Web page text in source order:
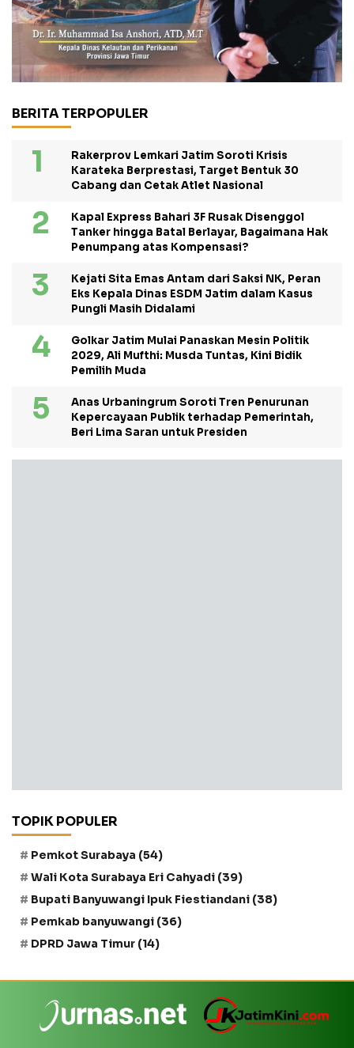
BERITA TERPOPULER
Rakerprov Lemkari Jatim Soroti Krisis
Karateka Berprestasi, Target Bentuk 30
Cabang dan Cetak Atlet Nasional
Kapal Express Bahari 3F Rusak Disenggol
Tanker hingga Batal Berlayar, Bagaimana Hak
Penumpang atas Kompensasi?
Kejati Sita Emas Antam dari Saksi NK, Peran
Eks Kepala Dinas ESDM Jatim dalam Kasus
Pungli Masih Didalami
Golkar Jatim Mulai Panaskan Mesin Politik
2029, Ali Mufthi: Musda Tuntas, Kini Bidik
Pemilih Muda
Anas Urbaningrum Soroti Tren Penurunan
Kepercayaan Publik terhadap Pemerintah,
Beri Lima Saran untuk Presiden
TOPIK POPULER
Pemkot Surabaya (54)
Wali Kota Surabaya Eri Cahyadi (39)
Bupati Banyuwangi Ipuk Fiestiandani (38)
Pemkab banyuwangi (36)
DPRD Jawa Timur (14)